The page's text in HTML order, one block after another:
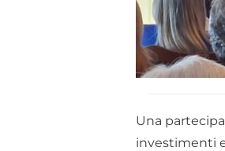
Una
investimenti